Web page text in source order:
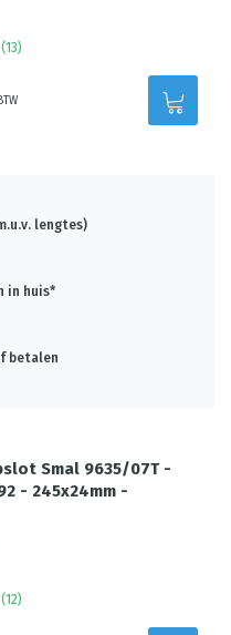
(13)
lengtes)
in huis*
betalen
Smal 9635/07T -
- 245x24mm -
(12)